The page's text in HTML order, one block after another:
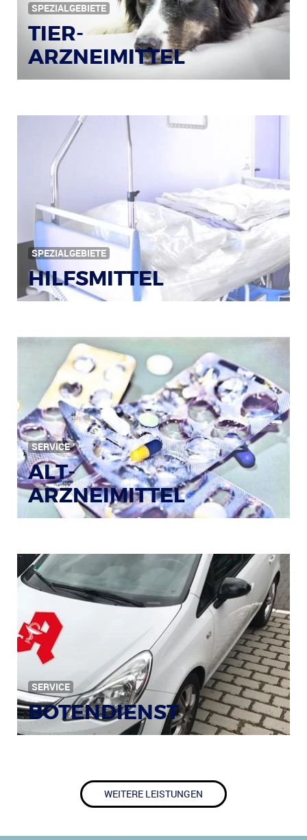
SPEZIALGEBIETE
TIER-
ARZNEIMITTEL
SPEZIALGEBIETE
HILFSMITTEL
Bild: © Rainer Sturm / pixelio.de
SERVICE
ALT-
ARZNEIMITTEL
SERVICE
BOTENDIENST
WEITERE LEISTUNGEN